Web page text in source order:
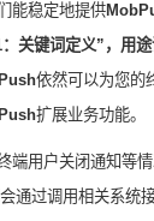
能稳定地提供
：关键词定义”，用
依然可以为您的
扩展业务功能。
端用户关闭通知等
通过调用相关系